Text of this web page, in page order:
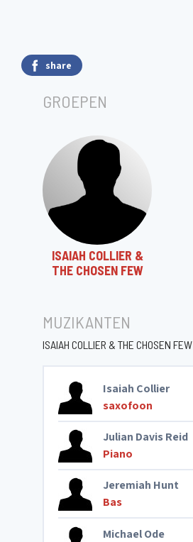
share
GROEPEN
ISAIAH COLLIER &
THE CHOSEN FEW
MUZIKANTEN
ISAIAH COLLIER & THE CHOSEN FEW
Isaiah Collier
saxofoon
Julian Davis Reid
Piano
Jeremiah Hunt
Bas
Michael Ode